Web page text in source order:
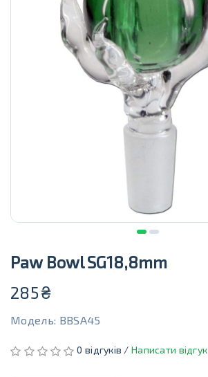
Paw Bowl SG18,8mm
285₴
Модель: BBSA45
0 відгуків /Написати відгук